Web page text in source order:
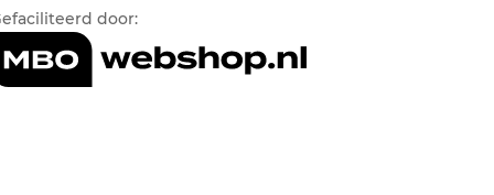
door: